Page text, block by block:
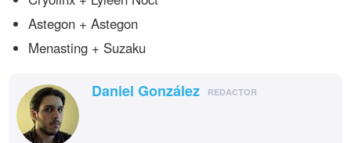
Astegon + Astegon
Menasting + Suzaku
Daniel González REDACTOR